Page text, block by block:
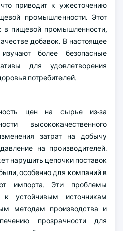
приводит к ужесточению
промышленности. Этот
в пищевой промышленности,
добавок. В настоящее
более безопасные
для удовлетворения
потребителей.
цен на сырье из-за
высококачественного
затрат на добычу
на производителей.
нарушить цепочки поставок
особенно для компаний в
импорта. Эти проблемы
к устойчивым источникам
методам производства и
прозрачности для